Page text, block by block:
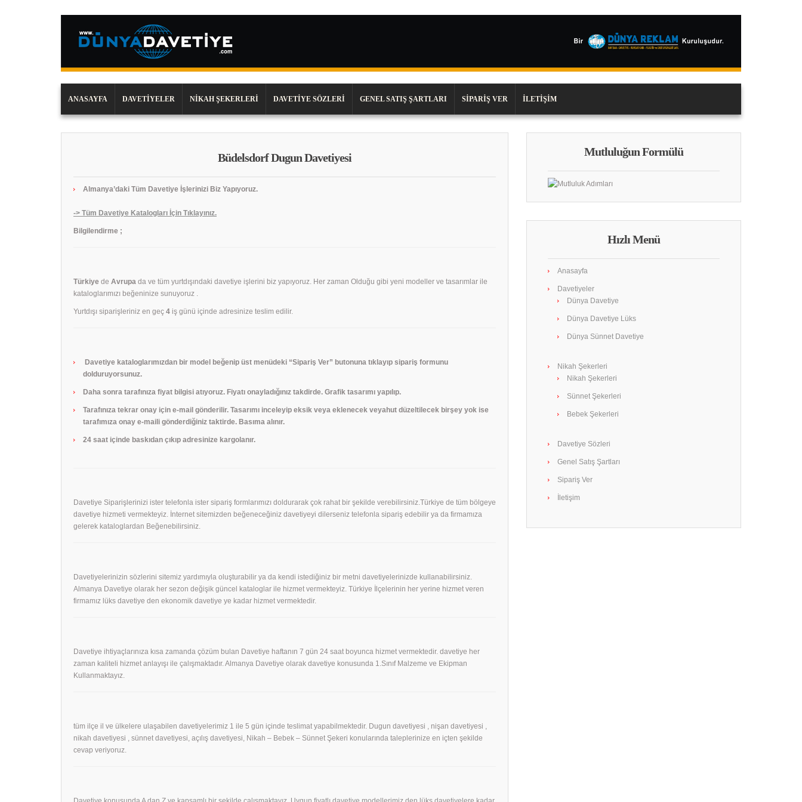
ANASAYFA DAVETIYELER NIKAH ŞEKERLERI DAVETIYE SÖZLERI GENEL SATIŞ ŞARTLARI SIPARIŞ VER İLETIŞIM
Büdelsdorf Dugun Davetiyesi
Almanya’daki Tüm Davetiye İşlerinizi Biz Yapıyoruz.
-> Tüm Davetiye Katalogları İçin Tıklayınız.
Bilgilendirme ;
Türkiye de Avrupa da ve tüm yurtdışındaki davetiye işlerini biz yapıyoruz. Her zaman Olduğu gibi yeni modeller ve tasarımlar ile
kataloglarımızı beğeninize sunuyoruz .
Yurtdışı siparişleriniz en geç 4 iş günü içinde adresinize teslim edilir.
Davetiye kataloglarımızdan bir model beğenip üst menüdeki “Sipariş Ver” butonuna tıklayıp sipariş formunu
dolduruyorsunuz.
Daha sonra tarafınıza fiyat bilgisi atıyoruz. Fiyatı onayladığınız takdirde. Grafik tasarımı yapılıp.
Tarafınıza tekrar onay için e-mail gönderilir. Tasarımı inceleyip eksik veya eklenecek veyahut düzeltilecek birşey yok ise
tarafımıza onay e-maili gönderdiğiniz taktirde. Basıma alınır.
24 saat içinde baskıdan çıkıp adresinize kargolanır.
Davetiye Siparişlerinizi ister telefonla ister sipariş formlarımızı doldurarak çok rahat bir şekilde verebilirsiniz.Türkiye de tüm bölgeye
davetiye hizmeti vermekteyiz. İnternet sitemizden beğeneceğiniz davetiyeyi dilerseniz telefonla sipariş edebilir ya da firmamıza
gelerek kataloglardan Beğenebilirsiniz.
Davetiyelerinizin sözlerini sitemiz yardımıyla oluşturabilir ya da kendi istediğiniz bir metni davetiyelerinizde kullanabilirsiniz.
Almanya Davetiye olarak her sezon değişik güncel kataloglar ile hizmet vermekteyiz. Türkiye İlçelerinin her yerine hizmet veren
firmamız lüks davetiye den ekonomik davetiye ye kadar hizmet vermektedir.
Davetiye ihtiyaçlarınıza kısa zamanda çözüm bulan Davetiye haftanın 7 gün 24 saat boyunca hizmet vermektedir. davetiye her
zaman kaliteli hizmet anlayışı ile çalışmaktadır. Almanya Davetiye olarak davetiye konusunda 1.Sınıf Malzeme ve Ekipman
Kullanmaktayız.
tüm ilçe il ve ülkelere ulaşabilen davetiyelerimiz 1 ile 5 gün içinde teslimat yapabilmektedir. Dugun davetiyesi , nişan davetiyesi ,
nikah davetiyesi , sünnet davetiyesi, açılış davetiyesi, Nikah – Bebek – Sünnet Şekeri konularında taleplerinize en içten şekilde
cevap veriyoruz.
Mutluluğun Formülü
Hızlı Menü
Anasayfa
Davetiyeler
Dünya Davetiye
Dünya Davetiye Lüks
Dünya Sünnet Davetiye
Nikah Şekerleri
Nikah Şekerleri
Sünnet Şekerleri
Bebek Şekerleri
Davetiye Sözleri
Genel Satış Şartları
Sipariş Ver
İletişim